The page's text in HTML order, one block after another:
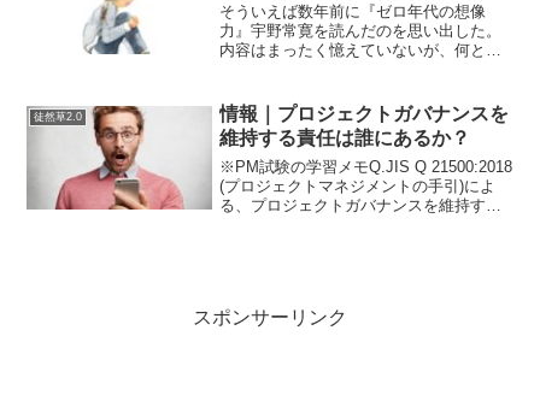
そういえば数年前に『ゼロ年代の想像
力』宇野常寛を読んだのを思い出した。
内容はまったく憶えていないが、何とな
私は東浩紀を知らないので何の批判だっ
たのかよく思い出せなかった...
徒然草2.0
情報｜プロジェクトガバナンスを
維持する責任は誰にあるか？
※PM試験の学習メモQ.JIS Q 21500:2018
(プロジェクトマネジメントの手引)によ
る、プロジェクトガバナンスを維持する
スポンサーリンク